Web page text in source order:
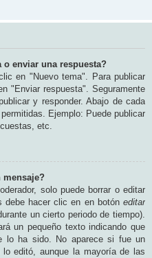
enviar una respuesta?
en "Nuevo tema". Para publicar
"Enviar respuesta". Seguramente
y responder. Abajo de cada
Ejemplo: Puede publicar
etc.
mensaje?
solo puede borrar o editar
debe hacer clic en en botón editar
un cierto periodo de tiempo).
un pequeño texto indicando que
lo ha sido. No aparece si fue un
lo editó, aunque la mayoría de las